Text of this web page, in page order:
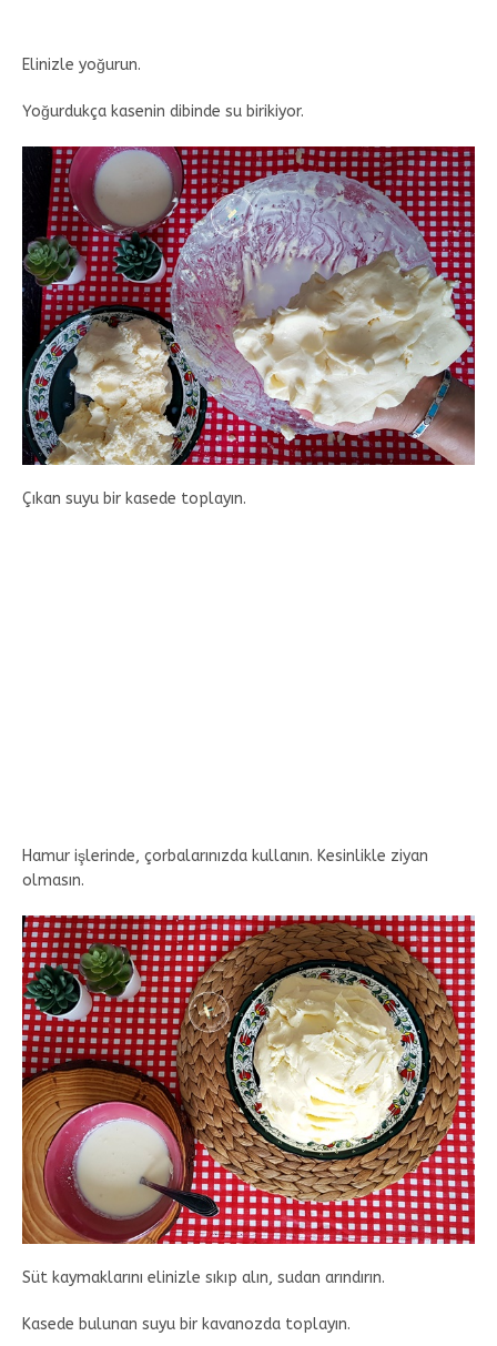
Elinizle yoğurun.
Yoğurdukça kasenin dibinde su birikiyor.
Çıkan suyu bir kasede toplayın.
Hamur işlerinde, çorbalarınızda kullanın. Kesinlikle ziyan
olmasın.
Süt kaymaklarını elinizle sıkıp alın, sudan arındırın.
Kasede bulunan suyu bir kavanozda toplayın.